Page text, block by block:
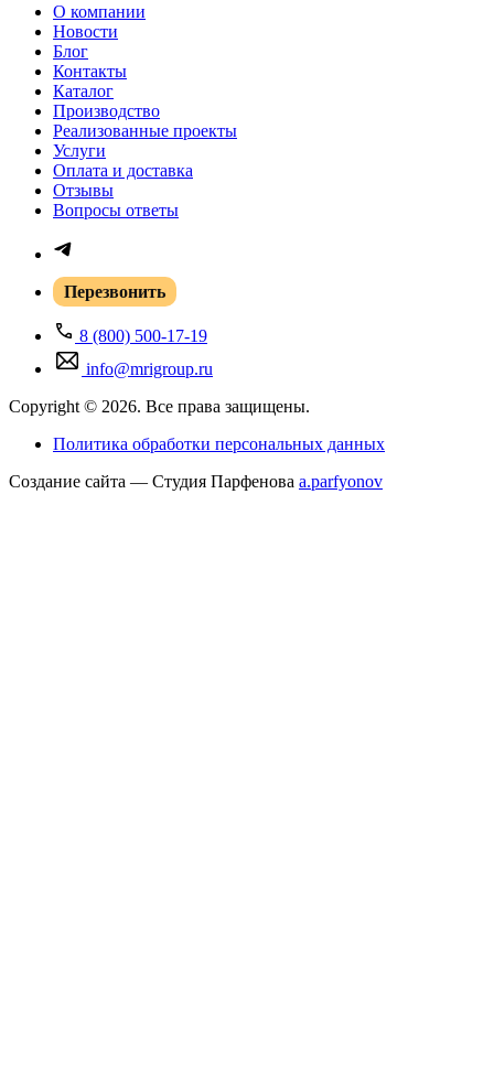
О компании
Новости
Блог
Контакты
Каталог
Производство
Реализованные проекты
Услуги
Оплата и доставка
Отзывы
Вопросы ответы
Перезвонить
8 (800) 500-17-19
info@mrigroup.ru
Copyright © 2026. Все права защищены.
Политика обработки персональных данных
Создание сайта — Студия Парфенова a.parfyonov